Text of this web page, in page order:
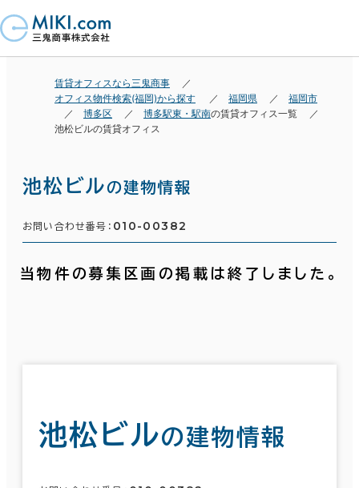
賃貸オフィスなら三鬼商事
オフィス物件検索(福岡)から探す
福岡県
福岡市
博多区
博多駅東・駅南の賃貸オフィス一覧
池松ビルの賃貸オフィス
池松ビルの建物情報
お問い合わせ番号： 010-00382
当物件の募集区画の掲載は終了しました。
池松ビルの建物情報